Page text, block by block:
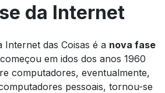
da Internet
Internet das Coisas é a nova fase
em idos dos anos 1960
computadores, eventualmente,
pessoais, tornou-se